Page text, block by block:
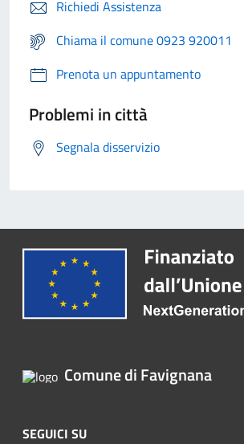
Richiedi Assistenza
Chiama il comune 0923 920011
Prenota un appuntamento
Problemi in città
Segnala disservizio
Comune di Favignana
SEGUICI SU